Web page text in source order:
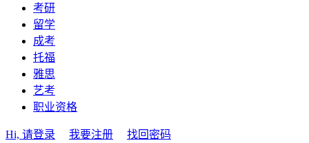
考研
留学
成考
托福
雅思
艺考
职业资格
Hi, 请登录 我要注册
找回密码